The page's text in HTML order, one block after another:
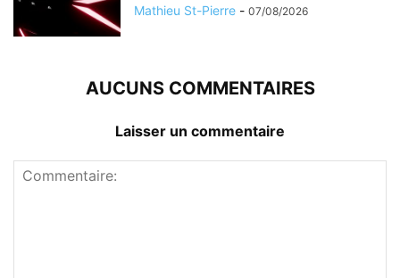
Mathieu St-Pierre - 07/08/2026
AUCUNS COMMENTAIRES
Laisser un commentaire